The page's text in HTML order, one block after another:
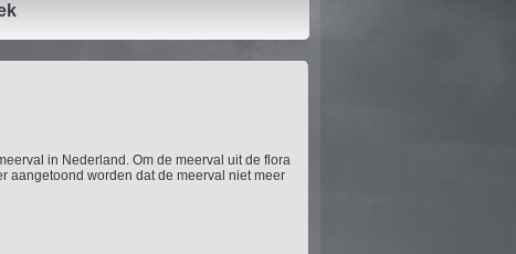
in Nederland. Om de meerval uit de flora
aangetoond worden dat de meerval niet meer